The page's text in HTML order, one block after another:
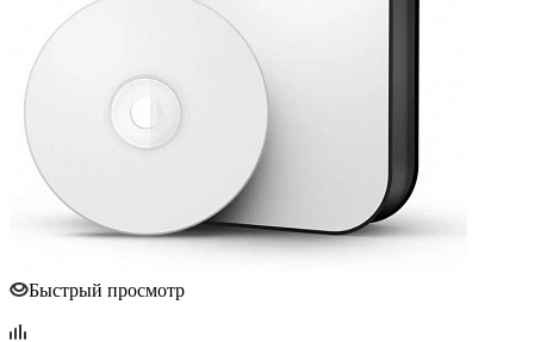
Быстрый просмотр